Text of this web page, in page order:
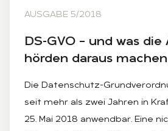
AUSGABE 5/2018
DS-GVO – und was
hör­den dar­aus
Die Datenschutz-
seit mehr als zwei Jahren in
25. Mai 2018 anwendbar. Eine